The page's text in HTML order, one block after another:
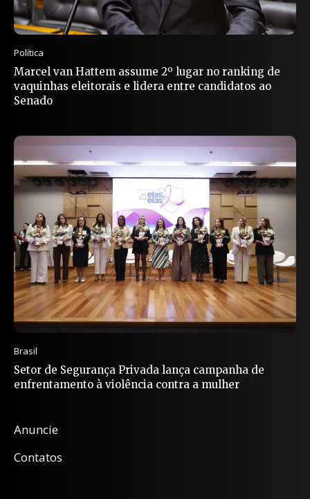
Política
Marcel van Hattem assume 2º lugar no ranking de
vaquinhas eleitorais e lidera entre candidatos ao
Senado
Brasil
Setor de Segurança Privada lança campanha de
enfrentamento à violência contra a mulher
Anuncie
Contatos